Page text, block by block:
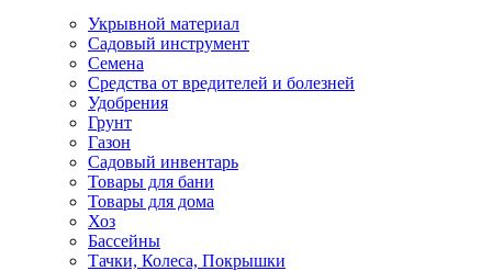
Укрывной материал
Садовый инструмент
Семена
Средства от вредителей и болезней
Удобрения
Грунт
Газон
Садовый инвентарь
Товары для бани
Товары для дома
Хоз
Бассейны
Тачки, Колеса, Покрышки